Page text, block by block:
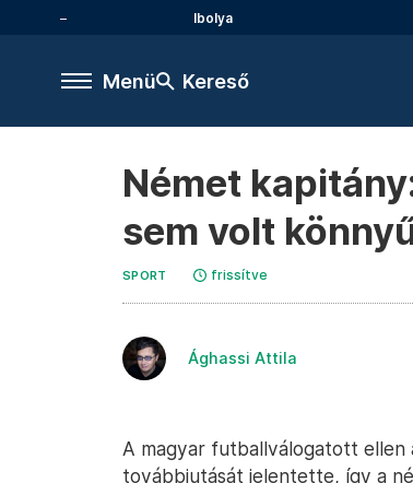
Ibolya
Menü Kereső
Német
sem volt
SPORT frissítve
Ághassi Attila
A magyar futballválogatott ellen
továbbjutását jelentette, így a